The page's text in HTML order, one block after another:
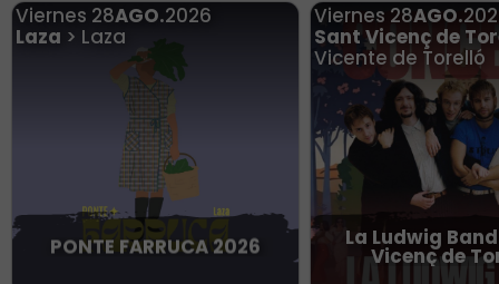
Viernes 28AGO.2026
Laza > Laza
PONTE FARRUCA 2026
Viernes 28AGO.
Sant Vicenç de
Vicente de Torelló
La Ludwig
Vicenç de